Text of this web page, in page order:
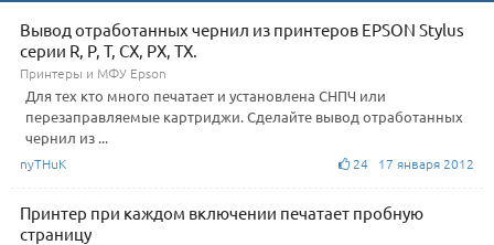
Вывод отработанных чернил из принтеров EPSON Stylus
серии R, P, T, CX, PX, TX.
Принтеры и МФУ Epson
Для тех кто много печатает и установлена СНПЧ или
перезаправляемые картриджи. Сделайте вывод отработанных
чернил из ...
nyTHuK 24 17 января 2012
Принтер при каждом включении печатает пробную
страницу